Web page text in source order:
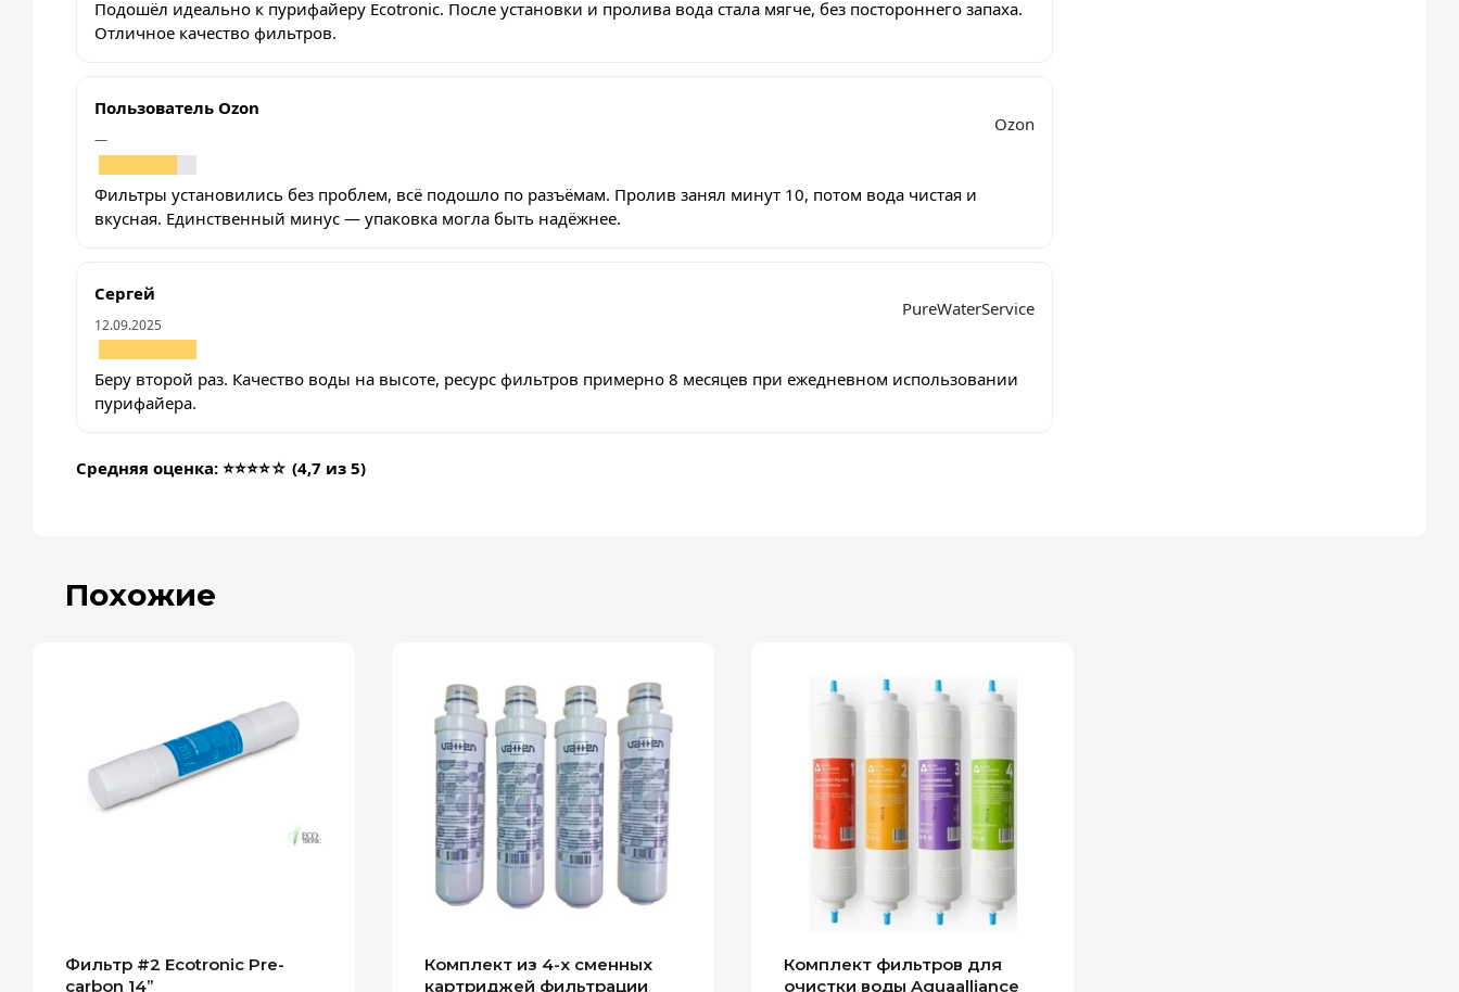
Подошёл идеально к пурифайеру Ecotronic. После установки и пролива вода стала мягче, без постороннего запаха.
Отличное качество фильтров.
Пользователь Ozon
—
Ozon
Фильтры установились без проблем, всё подошло по разъёмам. Пролив занял минут 10, потом вода чистая и
вкусная. Единственный минус — упаковка могла быть надёжнее.
Сергей
12.09.2025
PureWaterService
Беру второй раз. Качество воды на высоте, ресурс фильтров примерно 8 месяцев при ежедневном использовании
пурифайера.
Средняя оценка: ⭐⭐⭐⭐☆ (4,7 из 5)
Похожие
Фильтр #2 Ecotronic Pre-
carbon 14”
Комплект из 4-х сменных
картриджей фильтрации
Комплект фильтров для
очистки воды Aquaalliance